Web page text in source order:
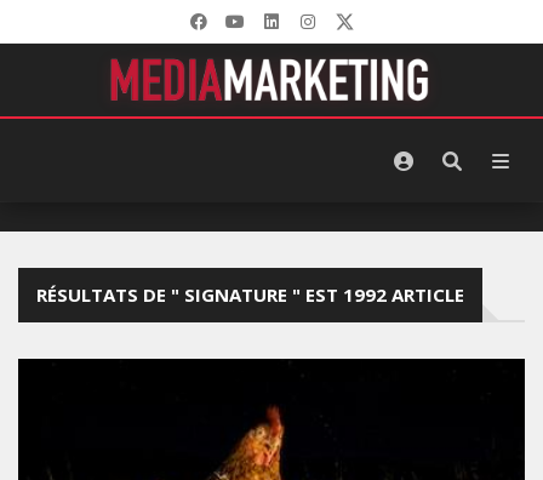
RÉSULTATS DE " SIGNATURE " EST 1992 ARTICLE